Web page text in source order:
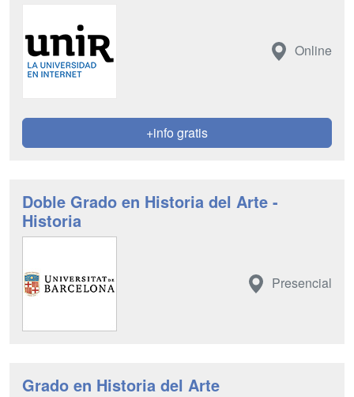
Online
+info gratis
Doble Grado en Historia del Arte -
Historia
Presencial
Grado en Historia del Arte